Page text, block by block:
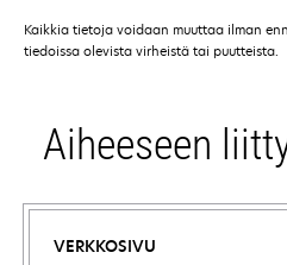
Kaikkia tietoja voidaan muuttaa ilman
tiedoissa olevista virheistä tai puutteista.
Aiheeseen
VERKKOSIVU